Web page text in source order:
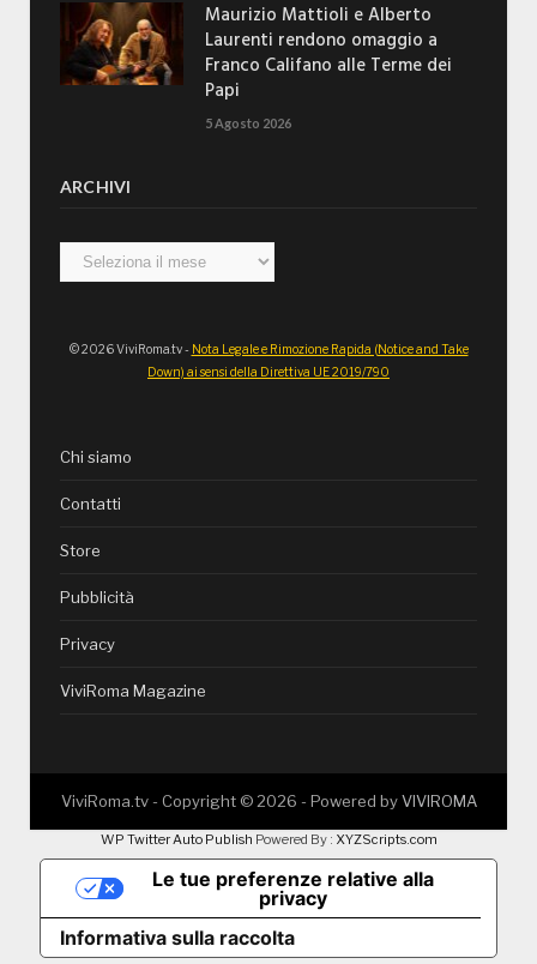
Maurizio Mattioli e Alberto
Laurenti rendono omaggio a
Franco Califano alle Terme dei
Papi
5 Agosto 2026
ARCHIVI
Archivi
© 2026 ViviRoma.tv - Nota Legale e Rimozione Rapida (Notice and Take
Down) ai sensi della Direttiva UE 2019/790
Chi siamo
Contatti
Store
Pubblicità
Privacy
ViviRoma Magazine
ViviRoma.tv - Copyright ©2026 - Powered byVIVIROMA
WP Twitter Auto Publish Powered By : XYZScripts.com
Informativa sulla raccolta
Le tue preferenze relative alla
privacy